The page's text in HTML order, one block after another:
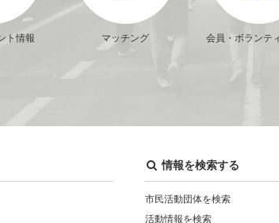
ト情報 マッチング 会員・ボランテ
情報を検索する
市民活動団体を検索
活動情報を検索